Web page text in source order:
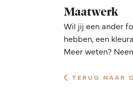
Maatwerk
Wil jij een ander
hebben, een
Meer weten?
TERUG NAAR